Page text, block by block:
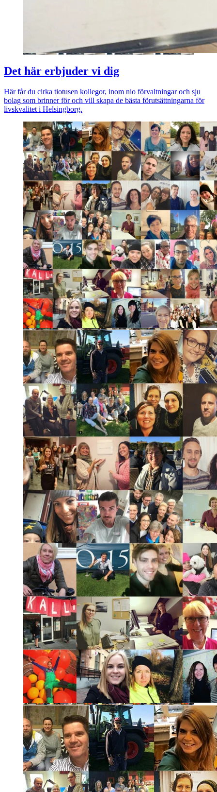
Det här erbjuder vi dig
Här får du cirka tiotusen kollegor, inom nio förvaltningar och sju
bolag som brinner för och vill skapa de bästa förutsättningarna för
livskvalitet i Helsingborg.